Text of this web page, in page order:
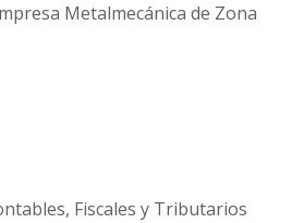
Metalmecánica de Zona
Fiscales y Tributarios